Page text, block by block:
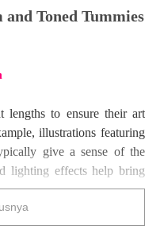
Toned Tummies
lengths to ensure their art
illustrations featuring
give a sense of the
lighting effects help bring
to the navel.
a terrifically toned tummy,